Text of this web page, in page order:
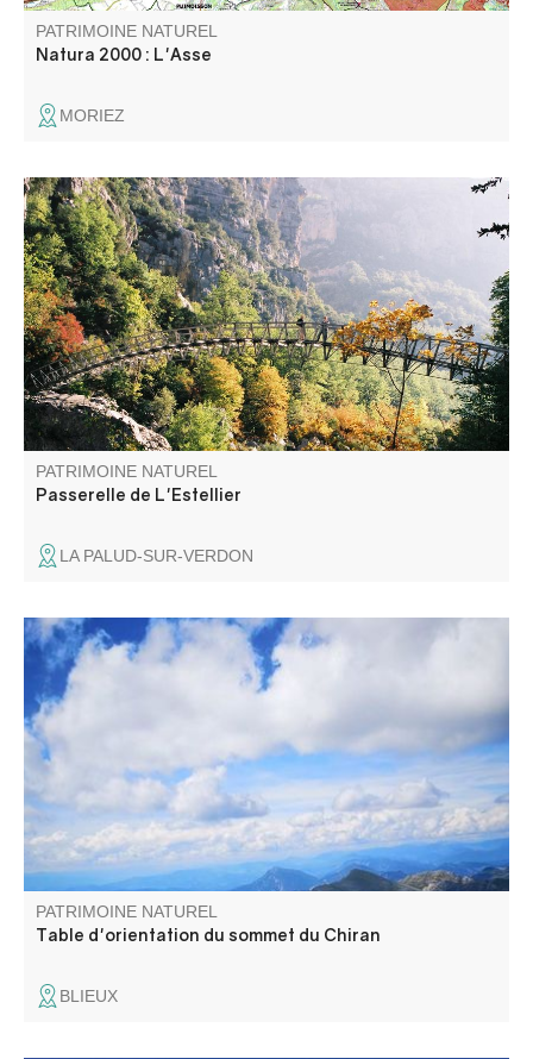
PATRIMOINE NATUREL
Natura 2000 : L'Asse
MORIEZ
Passerelle piétonne au dessus du Verdon qui permettait
de traverser d'une rive à l'autre, du Var aux Alpes de
Hautes Provence.
PATRIMOINE NATUREL
Passerelle de L'Estellier
LA PALUD-SUR-VERDON
Du mont Ventoux, au mont Pelvoux, de l'étang de Berre à
l'arrière pays Niçois, cette table vous permettra d'admirer
les différents sommets et points qui vous feront face.
PATRIMOINE NATUREL
Table d'orientation du sommet du Chiran
BLIEUX